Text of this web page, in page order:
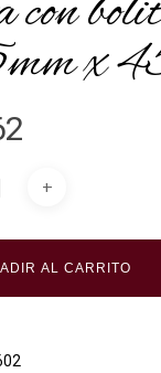
con
x
AL CARRITO